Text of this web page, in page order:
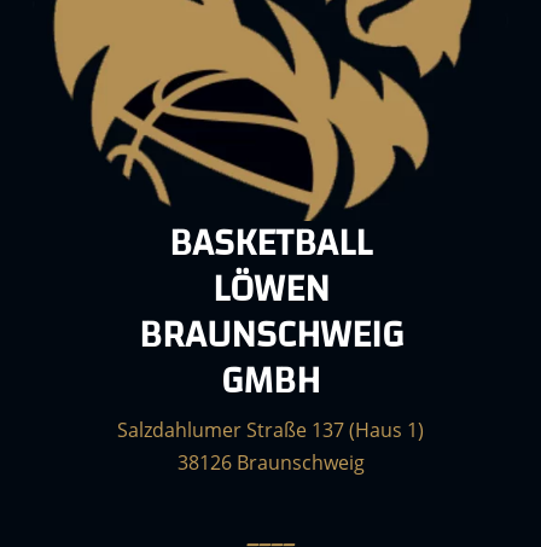
BASKETBALL
LÖWEN
BRAUNSCHWEIG
GMBH
Salzdahlumer Straße 137 (Haus 1)
38126 Braunschweig
____